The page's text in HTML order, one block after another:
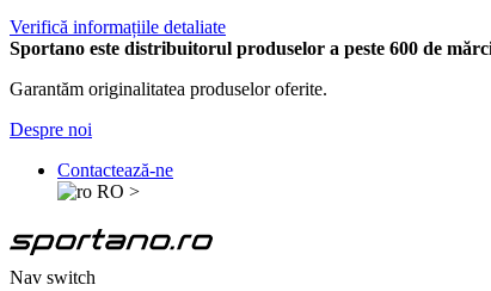
Verifică informațiile detaliate
Sportano este distribuitorul produselor a peste 600 de
Garantăm originalitatea produselor oferite.
Despre noi
Contactează-ne
RO >
Nav switch